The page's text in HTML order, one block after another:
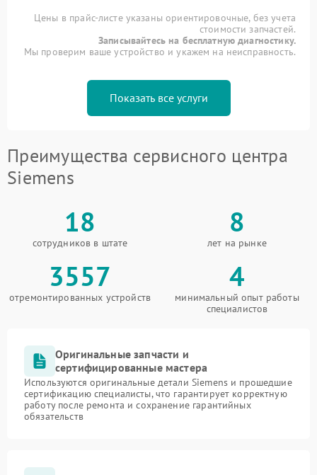
Цены в прайс-листе указаны ориентировочные, без учета
стоимости запчастей.
Записывайтесь на бесплатную диагностику.
Мы проверим ваше устройство и укажем на неисправность.
Показать все услуги
Преимущества сервисного центра
Siemens
18
сотрудников в штате
8
лет на рынке
3557
отремонтированных устройств
4
минимальный опыт работы
специалистов
Оригинальные запчасти и
сертифицированные мастера
Используются оригинальные детали Siemens и прошедшие
сертификацию специалисты, что гарантирует корректную
работу после ремонта и сохранение гарантийных
обязательств